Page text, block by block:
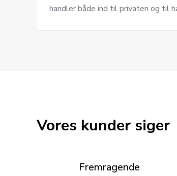
handler både ind til privaten og til
Vores kunder siger
Fremragende